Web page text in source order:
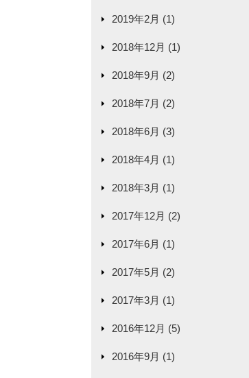
2019年2月 (1)
2018年12月 (1)
2018年9月 (2)
2018年7月 (2)
2018年6月 (3)
2018年4月 (1)
2018年3月 (1)
2017年12月 (2)
2017年6月 (1)
2017年5月 (2)
2017年3月 (1)
2016年12月 (5)
2016年9月 (1)